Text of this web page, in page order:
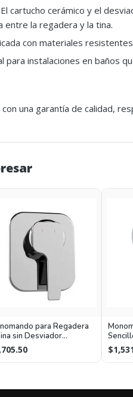
El cartucho cerámico y el
entre la regadera y la tina.
con materiales
para instalaciones en baños
una garantía de calidad,
para Regadera
sin Desviador
Acabado Cromo
Cromo